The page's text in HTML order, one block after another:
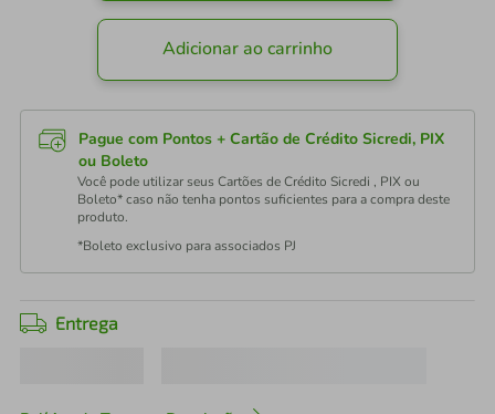
Adicionar ao carrinho
Pague com Pontos + Cartão de Crédito Sicredi, PIX
ou Boleto
Você pode utilizar seus Cartões de Crédito Sicredi , PIX ou
Boleto* caso não tenha pontos suficientes para a compra deste
produto.
*Boleto exclusivo para associados PJ
Entrega